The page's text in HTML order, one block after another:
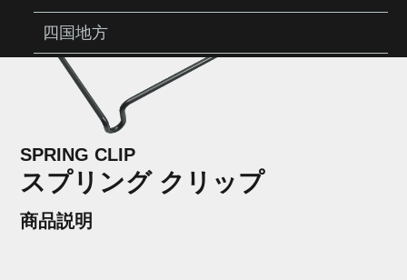
四国地方
九州・沖縄地方
よくあるご質問
テクノロジー
ヒストリー
SPRING CLIP
スプリング クリップ
商品説明